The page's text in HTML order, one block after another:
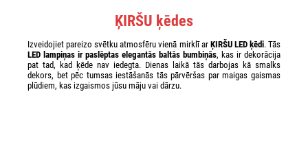
ĶIRŠU ķēdes
Izveidojiet pareizo svētku atmosfēru vienā mirklī ar ĶIRŠU LED ķēdi. Tās
LED lampiņas ir paslēptas elegantās baltās bumbiņās, kas ir dekorācija
pat tad, kad ķēde nav iedegta. Dienas laikā tās darbojas kā smalks
dekors, bet pēc tumsas iestāšanās tās pārvēršas par maigas gaismas
plūdiem, kas izgaismos jūsu māju vai dārzu.